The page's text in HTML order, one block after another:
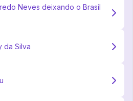
Neves deixando o Brasil
da Silva